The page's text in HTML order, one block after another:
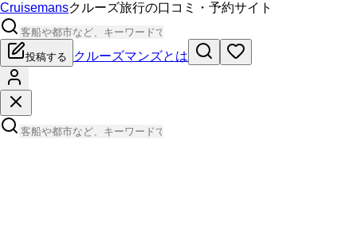
Cruisemansクルーズ旅行の口コミ・予約サイト
投稿する クルーズマンズとは